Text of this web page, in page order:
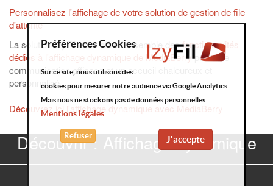
Personnalisez l'affichage de votre solution de gestion de file
d'attente
La solution IzyFil vous offre l'ensemble desfonctionnalités
dédiés à l'affichage dynamique de MediaBerrypour une
communication efficace et un accueil chaleureux et
personnalisé.
Découvrez ici l'affichage dynamique avec MediaBerry
Découvrir : Affichage dynamique
Préférences Cookies
Sur ce site, nous utilisons des
cookies pour mesurer notre audience via Google Analytics.
Mais nous ne stockons pas de données personnelles.
Mentions légales
J'accepte
Refuser